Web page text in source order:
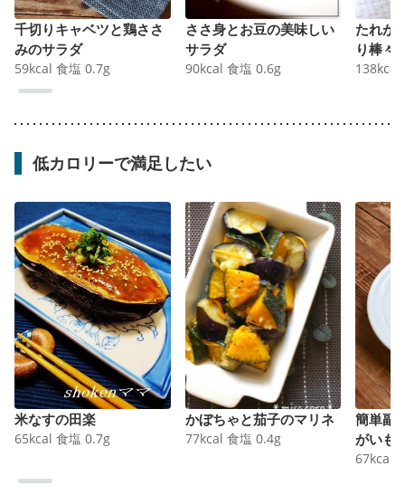
千切りキャベツと鶏ささ
みのサラダ
59kcal 食塩 0.7g
ささ身とお豆の美味しい
サラダ
90kcal 食塩 0.6g
たれが
り棒々
138kcal
低カロリーで満足したい
米なすの田楽
65kcal 食塩 0.7g
かぼちゃと茄子のマリネ
77kcal 食塩 0.4g
簡単副
がいも
67kcal